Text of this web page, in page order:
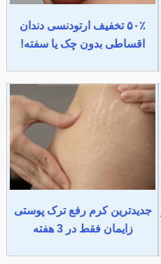
۵۰٪ تخفیف ارتودنسی دندان
اقساطی بدون چک یا سفته!
جدیدترین کرم رفع ترک پوستی
زایمان فقط در 3 هفته